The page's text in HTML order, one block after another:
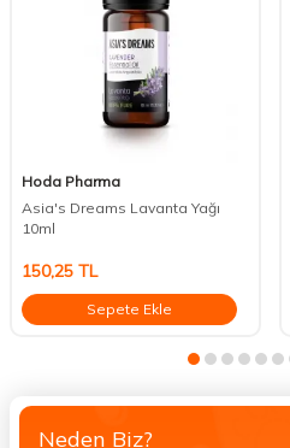
Hoda Pharma
Asia's Dreams Lavanta Yağı
10ml
150,25 TL
Sepete Ekle
Neden Biz?